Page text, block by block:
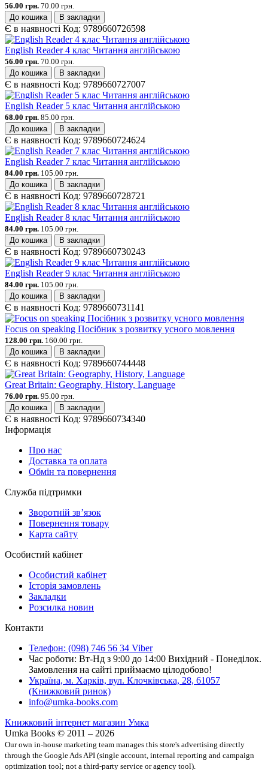
56.00 грн. 70.00 грн.
До кошика
В закладки
Є в наявності Код: 9789660726598
English Reader 4 клас Читання англійською
56.00 грн. 70.00 грн.
До кошика
В закладки
Є в наявності Код: 9789660727007
English Reader 5 клас Читання англійською
68.00 грн. 85.00 грн.
До кошика
В закладки
Є в наявності Код: 9789660724624
English Reader 7 клас Читання англійською
84.00 грн. 105.00 грн.
До кошика
В закладки
Є в наявності Код: 9789660728721
English Reader 8 клас Читання англійською
84.00 грн. 105.00 грн.
До кошика
В закладки
Є в наявності Код: 9789660730243
English Reader 9 клас Читання англійською
84.00 грн. 105.00 грн.
До кошика
В закладки
Є в наявності Код: 9789660731141
Focus on speaking Посібник з розвитку усного мовлення
128.00 грн. 160.00 грн.
До кошика
В закладки
Є в наявності Код: 9789660744448
Great Britain: Geography, History, Language
76.00 грн. 95.00 грн.
До кошика
В закладки
Є в наявності Код: 9789660734340
Інформація
Про нас
Доставка та оплата
Обмін та повернення
Служба підтримки
Зворотній зв’язок
Повернення товару
Карта сайту
Особистий кабінет
Особистий кабінет
Історія замовлень
Закладки
Розсилка новин
Контакти
Телефон: (098) 746 56 34 Viber
Час роботи: Вт-Нд з 9:00 до 14:00 Вихідний - Понеділок.
Замовлення на сайті приймаємо цілодобово!
Україна, м. Харків, вул. Клочківська, 28, 61057
(Книжковий ринок)
info@umka-books.com
Книжковий інтернет магазин Умка
Umka Books © 2011 – 2026
Our own in-house marketing team manages this store's advertising directly
through the Google Ads API (single account, internal reporting and campaign
optimization tool; not a third-party service or agency tool).